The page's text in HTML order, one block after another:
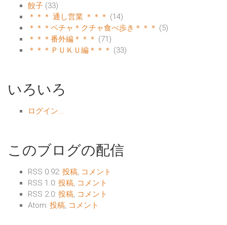
餃子 (33)
＊＊＊ 通し営業 ＊＊＊ (14)
＊＊＊ペチャ＊クチャ食べ歩き＊＊＊ (5)
＊＊＊番外編＊＊＊ (71)
＊＊＊ＰＵＫＵ編＊＊＊ (33)
いろいろ
ログイン...
このブログの配信
RSS 0.92: 投稿, コメント
RSS 1.0: 投稿, コメント
RSS 2.0: 投稿, コメント
Atom: 投稿, コメント